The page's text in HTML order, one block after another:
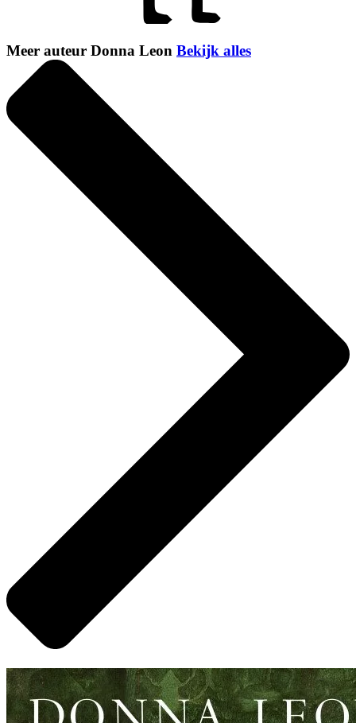
Meer auteur Donna Leon Bekijk alles